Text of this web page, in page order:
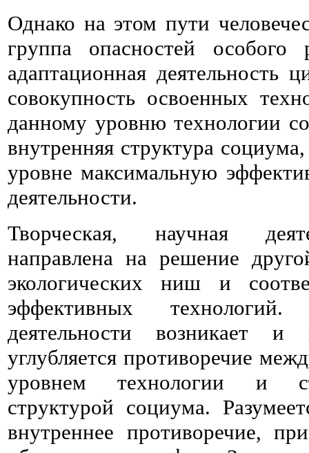
Однако на этом пути
группа опасностей особого
адаптационная деятельность
совокупность освоенных
данному уровню технологии
внутренняя структура
уровне максимальную
деятельности.
Творческая, научная
направлена на решение
экологических ниш и
эффективных
деятельности возникает
углубляется противоречие
уровнем технологии и
структурой социума.
внутреннее противоречие,